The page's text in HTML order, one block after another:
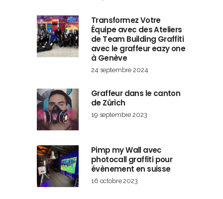
Transformez Votre
Équipe avec des Ateliers
de Team Building Graffiti
avec le graffeur eazy one
à Genève
24 septembre 2024
Graffeur dans le canton
de Zürich
19 septembre 2023
Pimp my Wall avec
photocall graffiti pour
évènement en suisse
16 octobre 2023